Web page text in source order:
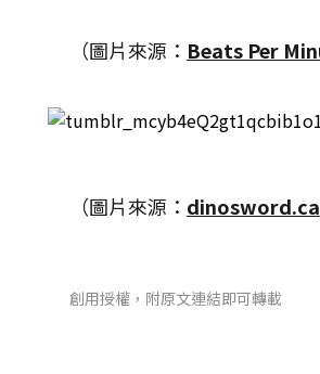
（圖片來源： Beats Per
（圖片來源： dinosword.ca
創用授權，附原文連結即可轉載